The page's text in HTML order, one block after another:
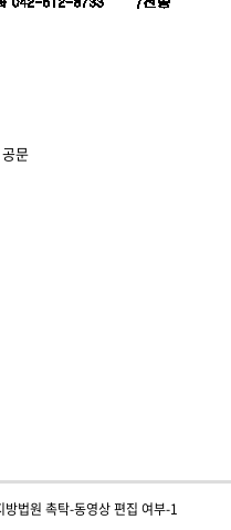
문
방법원 촉탁-동영상 편집 여부-1